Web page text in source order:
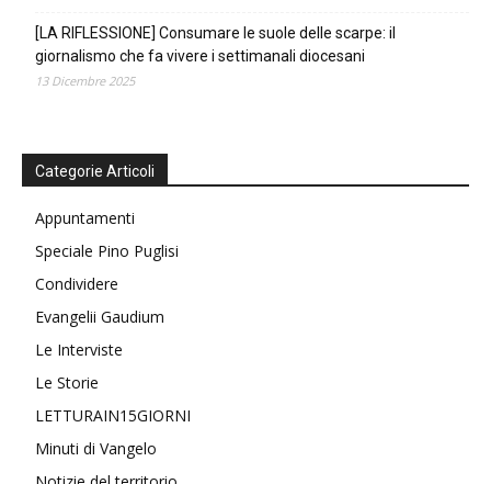
[LA RIFLESSIONE] Consumare le suole delle scarpe: il
giornalismo che fa vivere i settimanali diocesani
13 Dicembre 2025
Categorie Articoli
Appuntamenti
Speciale Pino Puglisi
Condividere
Evangelii Gaudium
Le Interviste
Le Storie
LETTURAIN15GIORNI
Minuti di Vangelo